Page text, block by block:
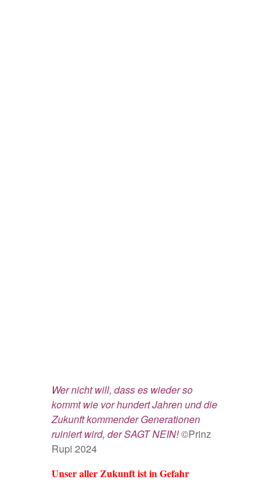
Wer nicht will, dass es wieder so
kommt wie vor hundert Jahren und die
Zukunft kommender Generationen
ruiniert wird, der SAGT NEIN!©Prinz
Rupi 2024
Unser aller Zukunft ist in Gefahr